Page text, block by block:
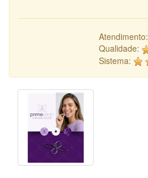
Atendimento:
Qualidade:
Sistema: